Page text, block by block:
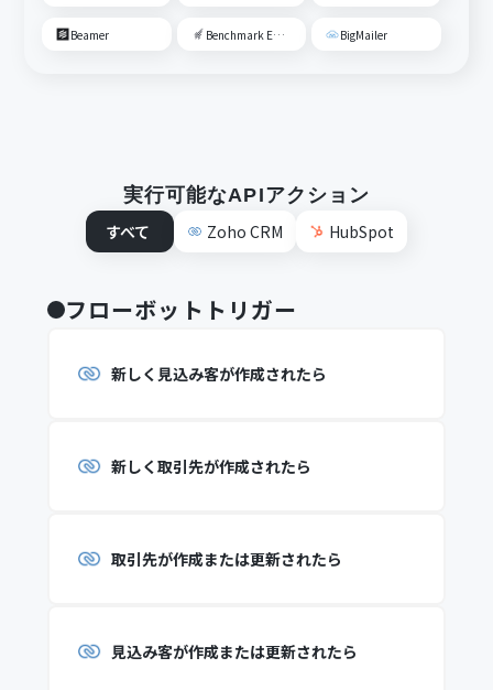
Beamer Benchmark Email BigMailer
実行可能なAPIアクション
すべて
Zoho CRM HubSpot
フローボットトリガー
新しく見込み客が作成されたら
新しく取引先が作成されたら
取引先が作成または更新されたら
見込み客が作成または更新されたら